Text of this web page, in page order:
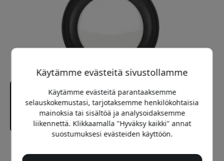
Käytämme evästeitä sivustollamme
Käytämme evästeitä parantaaksemme
selauskokemustasi, tarjotaksemme henkilökohtaisia
mainoksia tai sisältöä ja analysoidaksemme
liikennettä. Klikkaamalla "Hyväksy kaikki" annat
suostumuksesi evästeiden käyttöön.